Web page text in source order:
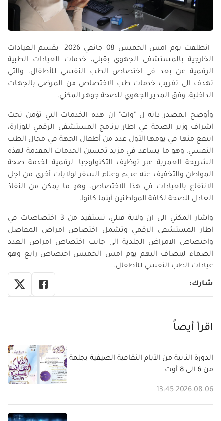
انطلقت يوم امس الخميس 08 جانفي 2026 بقسم العيادات
الخارجية بالمستشفى الجهوي بقبلي، خدمات العيادات الطبية
الرقمية عن بعد في اختصاص الطب النفسي للأطفال، والتي
تهدف الى تقريب خدمات طب الاختصاص من المرضى بالجهات
الداخلية، وفق المدير الجهوي للصحة جوهر المكني.
وأوضح المصدر ذاته ل "وات" ان هذه الخدمات التي تؤمن تحت
اشراف وزير الصحة في اطار برنامج المستشفى الرقمي للوزارة،
انتفع منها في يومها الأول عدد من أطفال الجهة في مجال الطب
النفسي، وهو ما يساعد في مزيد تحسين الخدمات المقدمة لهذه
الشريحة العمرية عبر توظيف التكنولوجيا الرقمية لخدمة صحة
المواطن والتخفيف عنه عبء وعناء السفر لولايات أخرى من اجل
الانتفاع بالعيادات في هذا الاختصاص، وهو ما يمكن من النفاذ
العادل للصحة لكافة المواطنين أينما كانوا.
واشار المكني الى ان ولاية قبلي، تستفيد من 3 اختصاصات في
اطار المستشفى الرقمي وتشمل اختصاص امراض المفاصل
واختصاص الامراض الجلدية الى جانب اختصاص امراض الغدد
الصماء لينضاف اليهم يوم امس الخميس اختصاص رابع وهو
عيادات الطب النفسي للأطفال.
شارك:
اقرأ أيضاً
الدورة الثانية من الأيام الثقافية الصيفية بجلمة
من 6 الى 8 أوت
2026.08.06 13:45